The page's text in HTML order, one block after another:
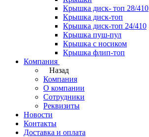
Крышка диск- топ 28/410
Крышка диск-топ
Крышка диск-топ 24/410
Крышка пуш-пул
Крышка с носиком
Крышка флип-топ
Компания
Назад
Компания
О компании
Сотрудники
Реквизиты
Новости
Контакты
Доставка и оплата